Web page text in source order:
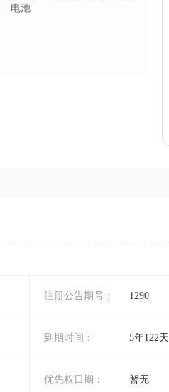
电池
注册公告期号： 1290
到期时间： 5年122天
优先权日期： 暂无